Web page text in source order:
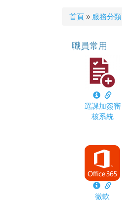
您
這
首頁 » 服務分類
職員常用
選課加簽審
核系統
微軟